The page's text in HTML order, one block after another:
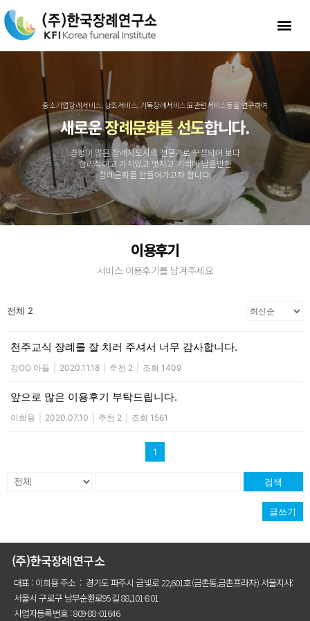
중소기업장례서비스, 상조서비스, 기독장례서비스,묘관련서비스등을 연구하여
새로운장례문화를 선도합니다.
경험이 많은 장례지도사의 전문가로 구성되어 보다
합리적이고 가치있고 멋지고 기억에 남을만한
장례문화를 만들어가고자 합니다.
이용후기
서비스 이용후기를 남겨주세요
전체 2
천주교식 장례를 잘 치러 주셔서 너무 감사합니다.
강OO 아들 2020.11.18 추천 2 조회 1409
앞으로 많은 이용후기 부탁드립니다.
이희용 2020.07.10 추천 2 조회 1561
1
검색
글쓰기
(주)한국장례연구소
대표 : 이희용 주소 : 경기도 파주시 금빛로 22,601호(금촌동,금촌프라자) 서울지사:
서울시 구로구 남부순환로95길 88,101-801
사업자등록번호 : 809-88-01646